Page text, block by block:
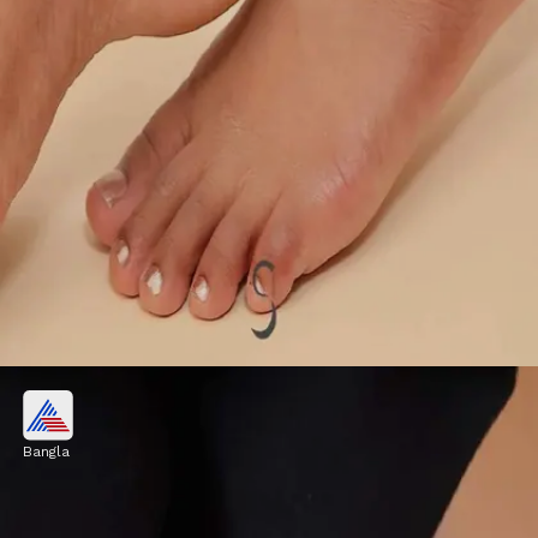
রুপোর ডটের সঙ্গে ছোট মুক্তো দেওয়া অ্যাঙ্কলেট খুব
স্নিগ্ধ আর মেয়েলি লুক দেয়। অফিসের মিটিং হোক বা
ক্যাজুয়াল দিন, এই ডিজাইন সবকিছুর সঙ্গেই মানানসই।
Bangla